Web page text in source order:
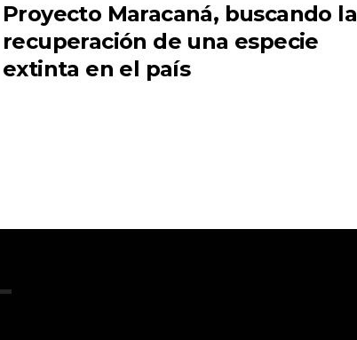
Proyecto Maracaná, buscando la
recuperación de una especie
extinta en el país